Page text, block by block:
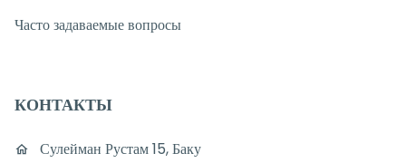
Часто задаваемые вопросы
КОНТАКТЫ
Сулейман Рустам 15, Баку